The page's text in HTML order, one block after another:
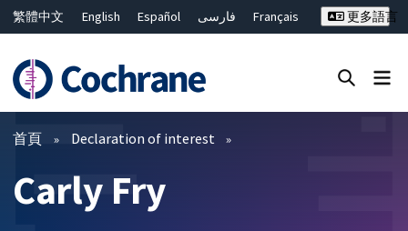
繁體中文 English Español فارسی
Français
ไทย
简体中文
更多語言
篩選條件
首頁 Declaration of interest
Carly Fry